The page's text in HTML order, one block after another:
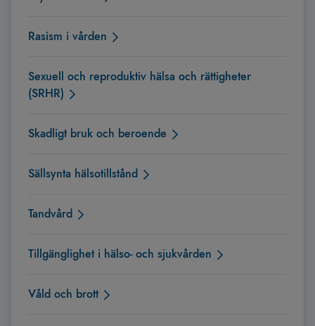
Rasism i vården
Sexuell och reproduktiv hälsa och rättigheter
(SRHR)
Skadligt bruk och beroende
Sällsynta hälsotillstånd
Tandvård
Tillgänglighet i hälso- och sjukvården
Våld och brott